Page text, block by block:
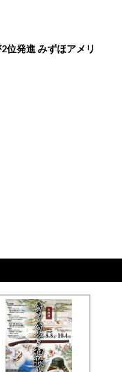
位発進 みずほアメリ